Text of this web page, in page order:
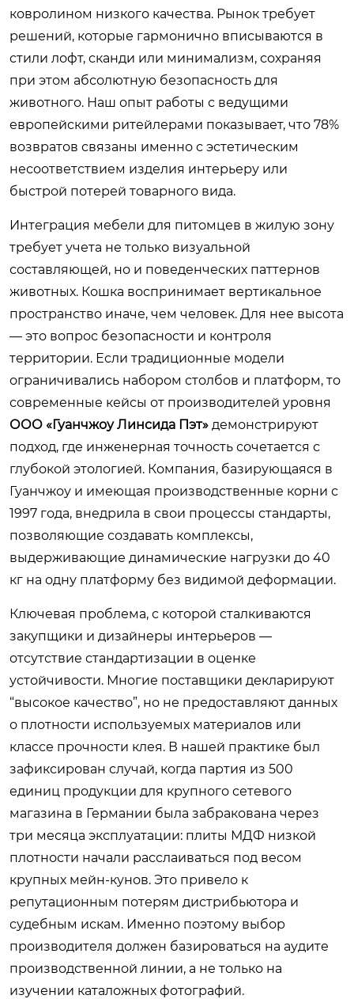
ковролином низкого качества. Рынок требует
решений, которые гармонично вписываются в
стили лофт, сканди или минимализм, сохраняя
при этом абсолютную безопасность для
животного. Наш опыт работы с ведущими
европейскими ритейлерами показывает, что 78%
возвратов связаны именно с эстетическим
несоответствием изделия интерьеру или
быстрой потерей товарного вида.
Интеграция мебели для питомцев в жилую зону
требует учета не только визуальной
составляющей, но и поведенческих паттернов
животных. Кошка воспринимает вертикальное
пространство иначе, чем человек. Для нее высота
— это вопрос безопасности и контроля
территории. Если традиционные модели
ограничивались набором столбов и платформ, то
современные кейсы от производителей уровня
ООО «Гуанчжоу Линсида Пэт» демонстрируют
подход, где инженерная точность сочетается с
глубокой этологией. Компания, базирующаяся в
Гуанчжоу и имеющая производственные корни с
1997 года, внедрила в свои процессы стандарты,
позволяющие создавать комплексы,
выдерживающие динамические нагрузки до 40
кг на одну платформу без видимой деформации.
Ключевая проблема, с которой сталкиваются
закупщики и дизайнеры интерьеров —
отсутствие стандартизации в оценке
устойчивости. Многие поставщики декларируют
“высокое качество”, но не предоставляют данных
о плотности используемых материалов или
классе прочности клея. В нашей практике был
зафиксирован случай, когда партия из 500
единиц продукции для крупного сетевого
магазина в Германии была забракована через
три месяца эксплуатации: плиты МДФ низкой
плотности начали расслаиваться под весом
крупных мейн-кунов. Это привело к
репутационным потерям дистрибьютора и
судебным искам. Именно поэтому выбор
производителя должен базироваться на аудите
производственной линии, а не только на
изучении каталожных фотографий.